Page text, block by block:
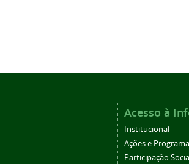
Acesso à
Institucional
Ações e
Participação